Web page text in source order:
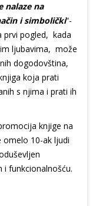
nalaze na
i simbolički“-
prvi pogled, kada
ljubavima, može
dogodovština,
koja prati
s njima i prati ih
knjige na
omelo 10-ak ljudi
i funkcionalnošću.